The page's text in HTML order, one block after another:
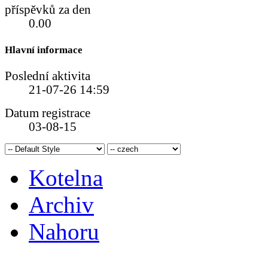
příspěvků za den
0.00
Hlavní informace
Poslední aktivita
21-07-26 14:59
Datum registrace
03-08-15
Kotelna
Archiv
Nahoru